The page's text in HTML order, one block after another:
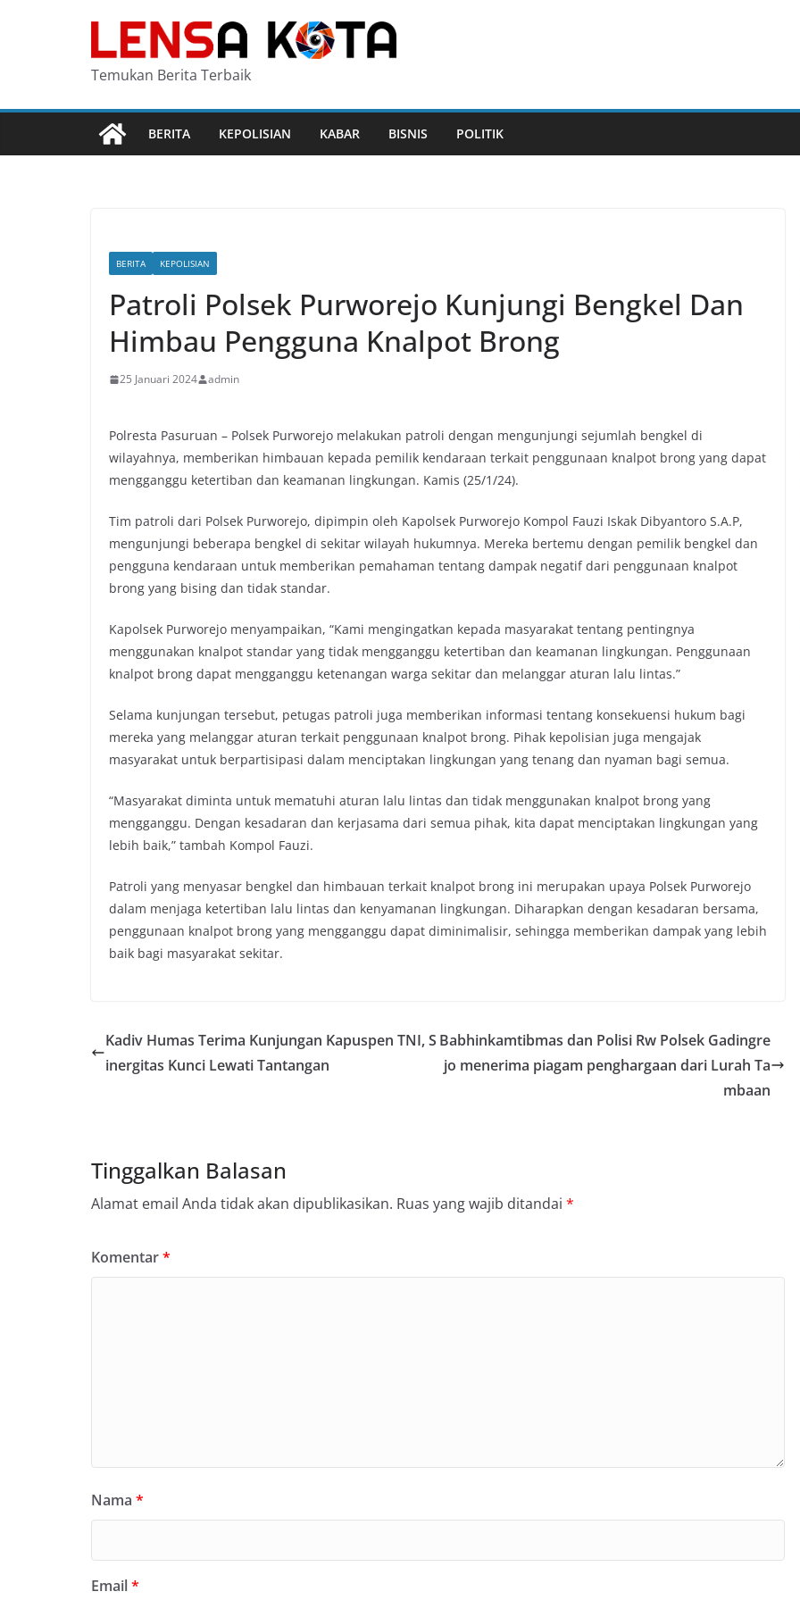
Temukan Berita Terbaik
BERITA KEPOLISIAN KABAR BISNIS POLITIK
BERITA KEPOLISIAN
Patroli Polsek Purworejo Kunjungi Bengkel Dan
Himbau Pengguna Knalpot Brong
25 Januari 2024 admin
Polresta Pasuruan – Polsek Purworejo melakukan patroli dengan mengunjungi sejumlah bengkel di
wilayahnya, memberikan himbauan kepada pemilik kendaraan terkait penggunaan knalpot brong yang dapat
mengganggu ketertiban dan keamanan lingkungan. Kamis (25/1/24).
Tim patroli dari Polsek Purworejo, dipimpin oleh Kapolsek Purworejo Kompol Fauzi Iskak Dibyantoro S.A.P,
mengunjungi beberapa bengkel di sekitar wilayah hukumnya. Mereka bertemu dengan pemilik bengkel dan
pengguna kendaraan untuk memberikan pemahaman tentang dampak negatif dari penggunaan knalpot
brong yang bising dan tidak standar.
Kapolsek Purworejo menyampaikan, “Kami mengingatkan kepada masyarakat tentang pentingnya
menggunakan knalpot standar yang tidak mengganggu ketertiban dan keamanan lingkungan. Penggunaan
knalpot brong dapat mengganggu ketenangan warga sekitar dan melanggar aturan lalu lintas.”
Selama kunjungan tersebut, petugas patroli juga memberikan informasi tentang konsekuensi hukum bagi
mereka yang melanggar aturan terkait penggunaan knalpot brong. Pihak kepolisian juga mengajak
masyarakat untuk berpartisipasi dalam menciptakan lingkungan yang tenang dan nyaman bagi semua.
“Masyarakat diminta untuk mematuhi aturan lalu lintas dan tidak menggunakan knalpot brong yang
mengganggu. Dengan kesadaran dan kerjasama dari semua pihak, kita dapat menciptakan lingkungan yang
lebih baik,” tambah Kompol Fauzi.
Patroli yang menyasar bengkel dan himbauan terkait knalpot brong ini merupakan upaya Polsek Purworejo
dalam menjaga ketertiban lalu lintas dan kenyamanan lingkungan. Diharapkan dengan kesadaran bersama,
penggunaan knalpot brong yang mengganggu dapat diminimalisir, sehingga memberikan dampak yang lebih
baik bagi masyarakat sekitar.
Kadiv Humas Terima Kunjungan Kapuspen TNI, S
inergitas Kunci Lewati Tantangan
Babhinkamtibmas dan Polisi Rw Polsek Gadingre
jo menerima piagam penghargaan dari Lurah Ta
mbaan
Tinggalkan Balasan
Alamat email Anda tidak akan dipublikasikan. Ruas yang wajib ditandai *
Komentar*
Nama *
Email*